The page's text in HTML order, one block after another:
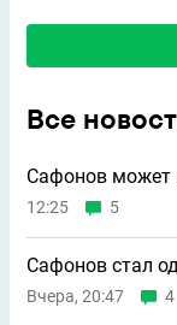
Все
Сафонов может
12:25 5
Сафонов стал
Вчера, 20:47 4